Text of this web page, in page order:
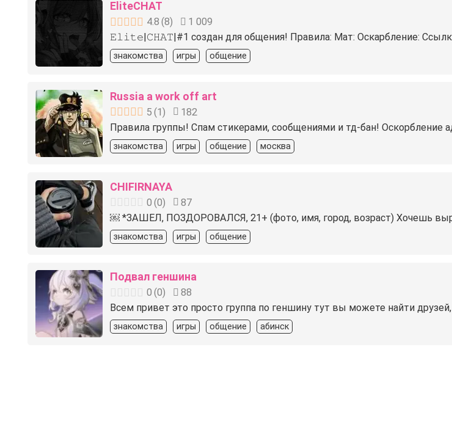
EliteCHAT
4.8 (8)
1 009
𝙴𝚕𝚒𝚝𝚎|𝙲𝙷𝙰𝚃|#1 создан для общения! Правила: Мат: Оскарбление:
знакомства игры общение
Russia a work off art
5 (1)
182
Правила группы! Спам стикерами, сообщениями и тд-бан! Оскорбление
знакомства игры общение москва
CHIFIRNAYA
0 (0)
87
￼ *ЗАШЕЛ, ПОЗДОРОВАЛСЯ, 21+ (фото, имя, город, возраст) Хочешь
знакомства игры общение
Подвал геншина
0 (0)
88
Всем привет это просто группа по геншину тут вы можете найти
знакомства игры общение абинск